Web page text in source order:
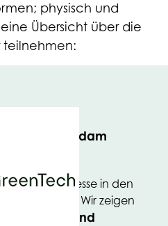
physisch und
Übersicht über die
teilnehmen:
Amsterdam
Fachmesse in den
Wir zeigen
innovativen und